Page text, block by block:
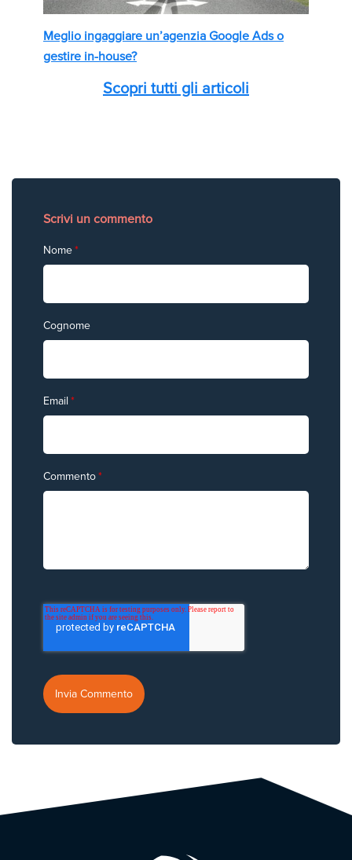
Meglio ingaggiare un’agenzia Google Ads o
gestire in-house?
Scopri tutti gli articoli
Scrivi un commento
Nome*
Cognome
Email *
Commento*